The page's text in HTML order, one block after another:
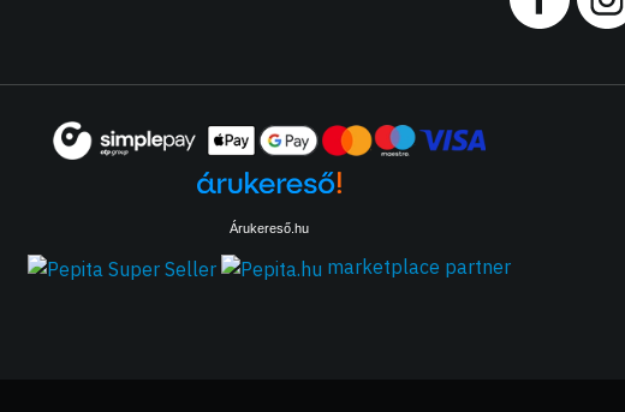
Árukereső.hu
marketplace partner